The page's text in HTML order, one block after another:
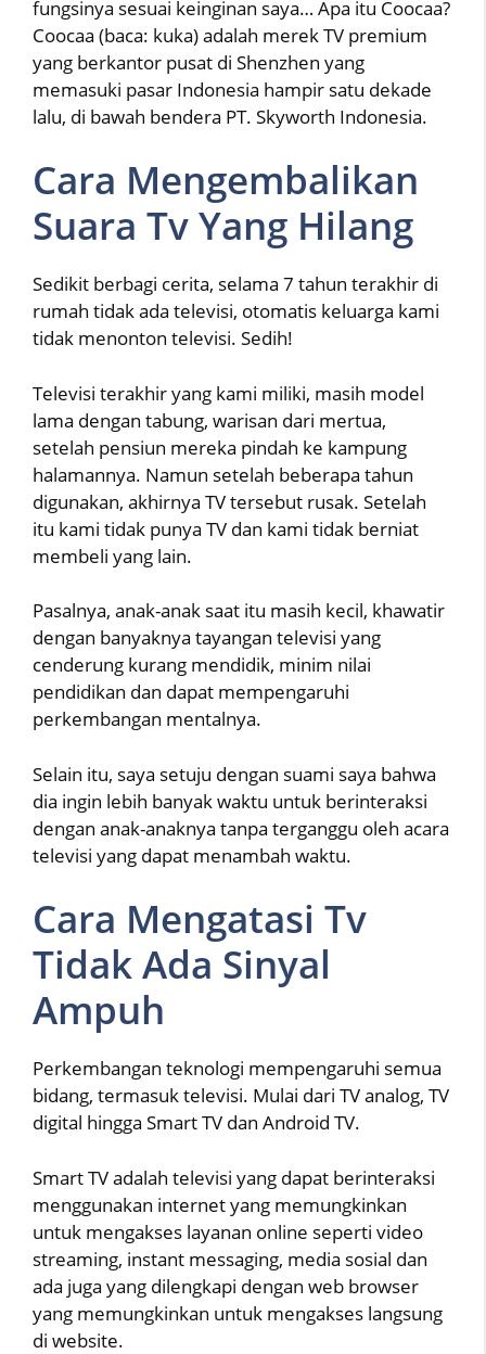
fungsinya sesuai keinginan saya… Apa itu Coocaa?
Coocaa (baca: kuka) adalah merek TV premium
yang berkantor pusat di Shenzhen yang
memasuki pasar Indonesia hampir satu dekade
lalu, di bawah bendera PT. Skyworth Indonesia.
Cara Mengembalikan
Suara Tv Yang Hilang
Sedikit berbagi cerita, selama 7 tahun terakhir di
rumah tidak ada televisi, otomatis keluarga kami
tidak menonton televisi. Sedih!
Televisi terakhir yang kami miliki, masih model
lama dengan tabung, warisan dari mertua,
setelah pensiun mereka pindah ke kampung
halamannya. Namun setelah beberapa tahun
digunakan, akhirnya TV tersebut rusak. Setelah
itu kami tidak punya TV dan kami tidak berniat
membeli yang lain.
Pasalnya, anak-anak saat itu masih kecil, khawatir
dengan banyaknya tayangan televisi yang
cenderung kurang mendidik, minim nilai
pendidikan dan dapat mempengaruhi
perkembangan mentalnya.
Selain itu, saya setuju dengan suami saya bahwa
dia ingin lebih banyak waktu untuk berinteraksi
dengan anak-anaknya tanpa terganggu oleh acara
televisi yang dapat menambah waktu.
Cara Mengatasi Tv
Tidak Ada Sinyal
Ampuh
Perkembangan teknologi mempengaruhi semua
bidang, termasuk televisi. Mulai dari TV analog, TV
digital hingga Smart TV dan Android TV.
Smart TV adalah televisi yang dapat berinteraksi
menggunakan internet yang memungkinkan
untuk mengakses layanan online seperti video
streaming, instant messaging, media sosial dan
ada juga yang dilengkapi dengan web browser
yang memungkinkan untuk mengakses langsung
di website.